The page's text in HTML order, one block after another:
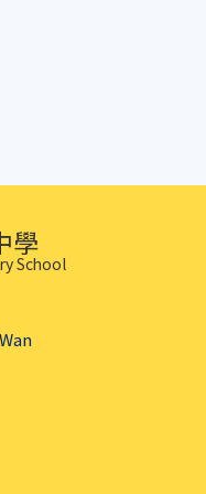
學
School